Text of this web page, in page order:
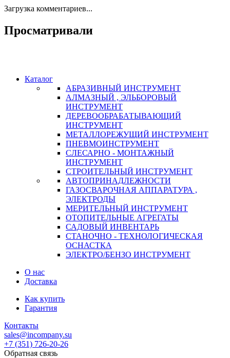
Загрузка комментариев...
Просматривали
Каталог
АБРАЗИВНЫЙ ИНСТРУМЕНТ
АЛМАЗНЫЙ , ЭЛЬБОРОВЫЙ
ИНСТРУМЕНТ
ДЕРЕВООБРАБАТЫВАЮЩИЙ
ИНСТРУМЕНТ
МЕТАЛЛОРЕЖУЩИЙ ИНСТРУМЕНТ
ПНЕВМОИНСТРУМЕНТ
СЛЕСАРНО - МОНТАЖНЫЙ
ИНСТРУМЕНТ
СТРОИТЕЛЬНЫЙ ИНСТРУМЕНТ
АВТОПРИНАДЛЕЖНОСТИ
ГАЗОСВАРОЧНАЯ АППАРАТУРА ,
ЭЛЕКТРОДЫ
МЕРИТЕЛЬНЫЙ ИНСТРУМЕНТ
ОТОПИТЕЛЬНЫЕ АГРЕГАТЫ
САДОВЫЙ ИНВЕНТАРЬ
СТАНОЧНО - ТЕХНОЛОГИЧЕСКАЯ
ОСНАСТКА
ЭЛЕКТРО/БЕНЗО ИНСТРУМЕНТ
О нас
Доставка
Как купить
Гарантия
Контакты
sales@incompany.su
+7 (351) 726-20-26
Обратная связь